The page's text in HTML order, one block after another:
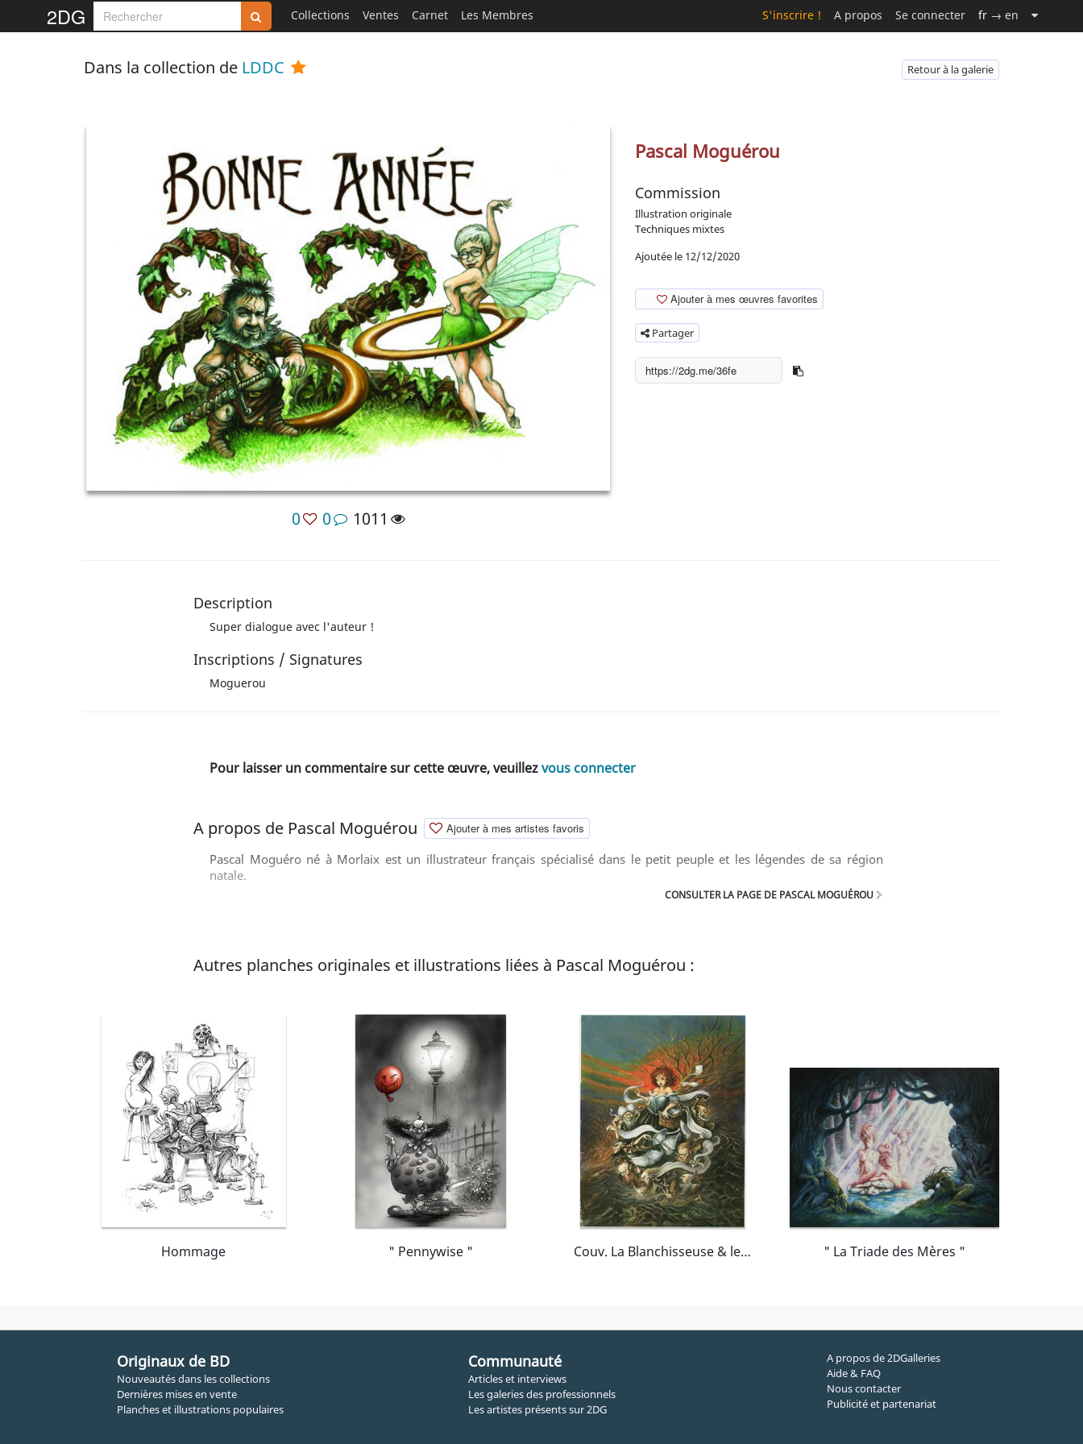
2DG Collections Ventes Carnet Les Membres S'inscrire ! A propos Se connecter fr → en
Dans la collection de LDDC Retour à la galerie
0 0 1011
Pascal Moguérou
Commission
Illustration originale
Techniques mixtes
Ajoutée le 12/12/2020
Ajouter à mes œuvres favorites
Partager
Description
Super dialogue avec l'auteur !
Inscriptions / Signatures
Moguerou
Pour laisser un commentaire sur cette œuvre, veuillezvous connecter
A propos de Pascal Moguérou Ajouter à mes artistes favoris
Pascal Moguéro né à Morlaix est un illustrateur français spécialisé dans le petit peuple et les légendes de sa région
natale.
CONSULTER LA PAGE DE PASCAL MOGUÉROU
Autres planches originales et illustrations liées à Pascal Moguérou :
Hommage " Pennywise " Couv. La Blanchisseuse & les Korrigans " La Triade des Mères "
Originaux de BD
Nouveautés dans les collections
Dernières mises en vente
Planches et illustrations populaires
Communauté
Articles et interviews
Les galeries des professionnels
Les artistes présents sur 2DG
A propos de 2DGalleries
Aide & FAQ
Nous contacter
Publicité et partenariat